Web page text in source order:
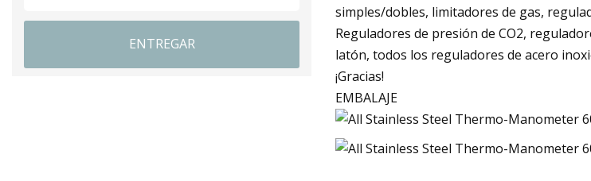
ENTREGAR
simples/dobles, limitadores de gas,
Reguladores de presión de CO2,
latón, todos los reguladores de acero
¡Gracias!
EMBALAJE